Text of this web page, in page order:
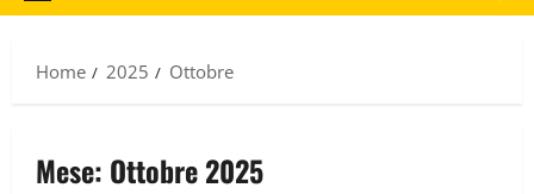
Home 2025 Ottobre
Mese: Ottobre 2025